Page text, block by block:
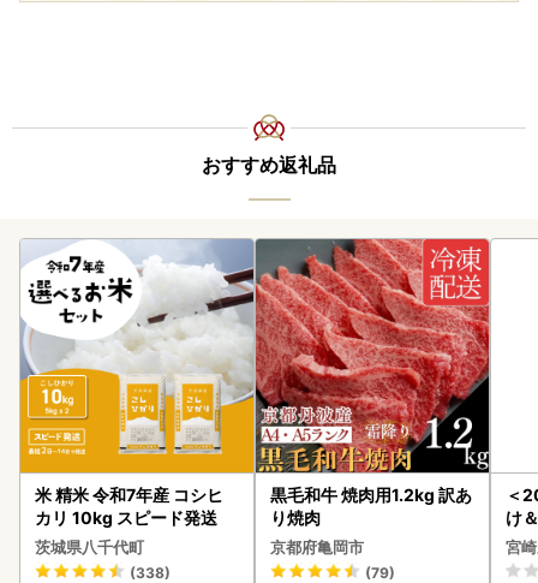
おすすめ返礼品
米 精米 令和7年産 コシヒ
カリ 10kg スピード発送
茨城県八千代町
(338)
黒毛和牛 焼肉用1.2kg 訳あ
り焼肉
京都府亀岡市
(79)
＜
け
も
-
宮